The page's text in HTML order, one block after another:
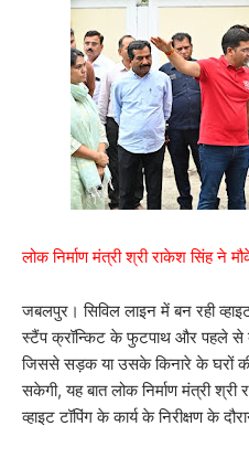
लोक निर्माण मंत्री श्री राकेश सिंह ने
जबलपुर। सिविल लाइन में बन रही
स्टैंप क्रॉन्किट के फुटपाथ और पहले से
जिससे सड़क या उसके किनारे के घरों
सकेगी, यह बात लोक निर्माण मंत्री
व्हाइट टॉपिंग के कार्य के निरीक्षण के